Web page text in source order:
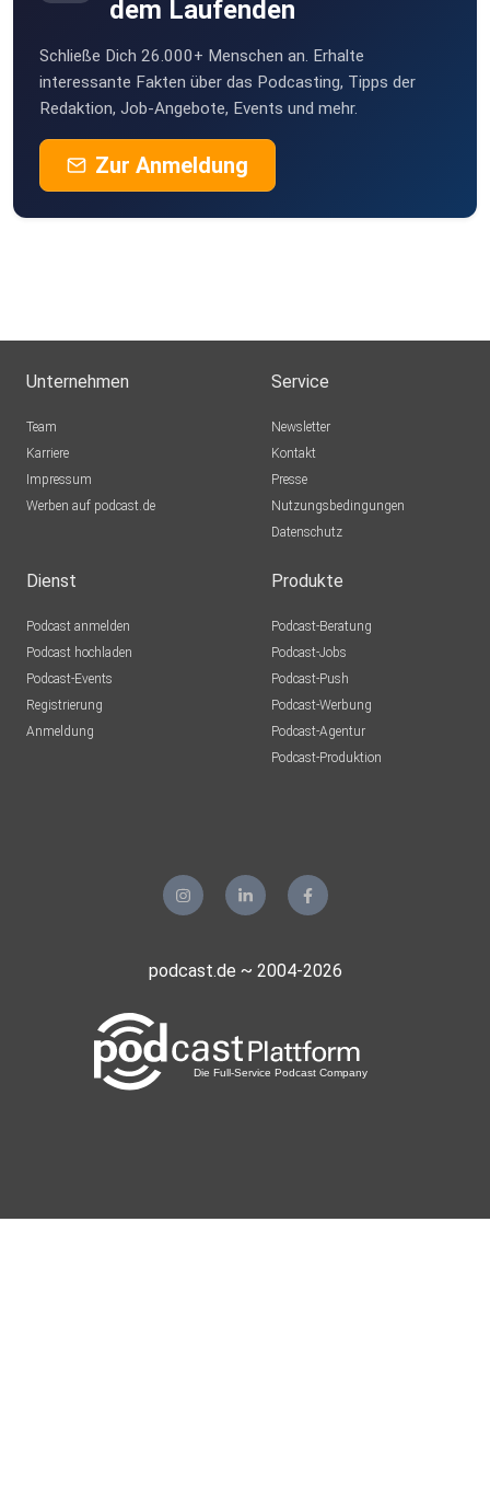
Birgit471
Nettihoert
dem Laufenden
Schließe Dich 26.000+ Menschen an. Erhalte
interessante Fakten über das Podcasting, Tipps der
Redaktion, Job-Angebote, Events und mehr.
Zur Anmeldung
Unternehmen
Team
Karriere
Impressum
Werben auf podcast.de
Service
Newsletter
Kontakt
Presse
Nutzungsbedingungen
Datenschutz
Dienst
Podcast anmelden
Podcast hochladen
Podcast-Events
Registrierung
Anmeldung
Produkte
Podcast-Beratung
Podcast-Jobs
Podcast-Push
Podcast-Werbung
Podcast-Agentur
Podcast-Produktion
podcast.de ~ 2004-2026